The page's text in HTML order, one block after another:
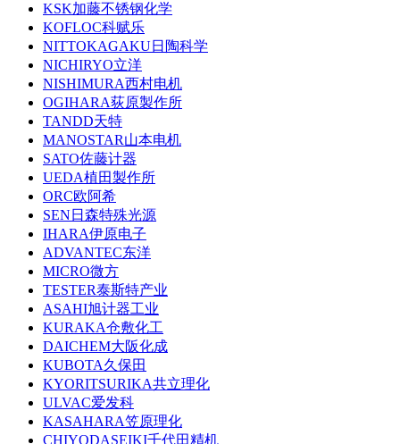
KSK加藤不锈钢化学
KOFLOC科赋乐
NITTOKAGAKU日陶科学
NICHIRYO立洋
NISHIMURA西村电机
OGIHARA荻原製作所
TANDD天特
MANOSTAR山本电机
SATO佐藤计器
UEDA植田製作所
ORC欧阿希
SEN日森特殊光源
IHARA伊原电子
ADVANTEC东洋
MICRO微方
TESTER泰斯特产业
ASAHI旭计器工业
KURAKA仓敷化工
DAICHEM大阪化成
KUBOTA久保田
KYORITSURIKA共立理化
ULVAC爱发科
KASAHARA笠原理化
CHIYODASEIKI千代田精机